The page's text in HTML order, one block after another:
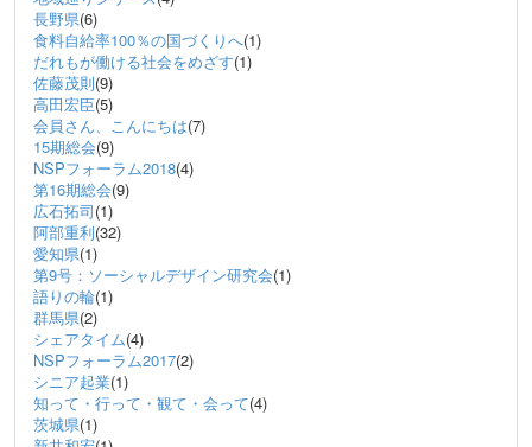
長野県(6)
食料自給率100％の国づくりへ(1)
だれもが働ける社会をめざす(1)
佐藤茂則(9)
高田宏臣(5)
会員さん、こんにちは(7)
15期総会(9)
NSPフォーラム2018(4)
第16期総会(9)
広石拓司(1)
阿部重利(32)
愛知県(1)
第9号：ソーシャルデザイン研究会(1)
語りの輪(1)
群馬県(2)
シェアタイム(4)
NSPフォーラム2017(2)
シニア起業(1)
知って・行って・観て・会って(4)
茨城県(1)